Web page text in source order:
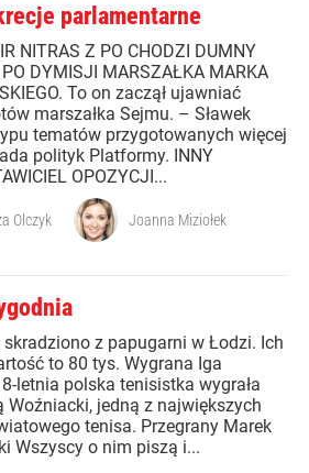
parlamentarne
NITRAS Z PO CHODZI DUMNY
DYMISJI MARSZAŁKA MARKA
To on zaczął ujawniać
marszałka Sejmu. – Sławek
tematów przygotowanych więcej
polityk Platformy. INNY
OPOZYCJI...
Olczyk Joanna Miziołek
skradziono z papugarni w Łodzi. Ich
to 80 tys. Wygrana Iga
letnia polska tenisistka wygrała
Woźniacki, jedną z największych
tenisa. Przegrany Marek
Wszyscy o nim piszą i...